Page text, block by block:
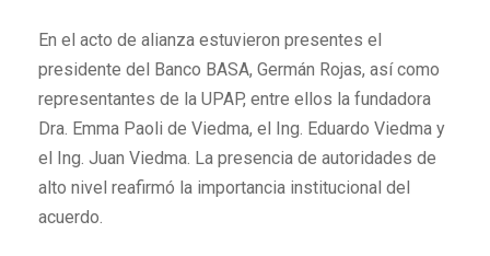
En el acto de alianza estuvieron presentes el
presidente del Banco BASA, Germán Rojas, así como
representantes de la UPAP, entre ellos la fundadora
Dra. Emma Paoli de Viedma, el Ing. Eduardo Viedma y
el Ing. Juan Viedma. La presencia de autoridades de
alto nivel reafirmó la importancia institucional del
acuerdo.